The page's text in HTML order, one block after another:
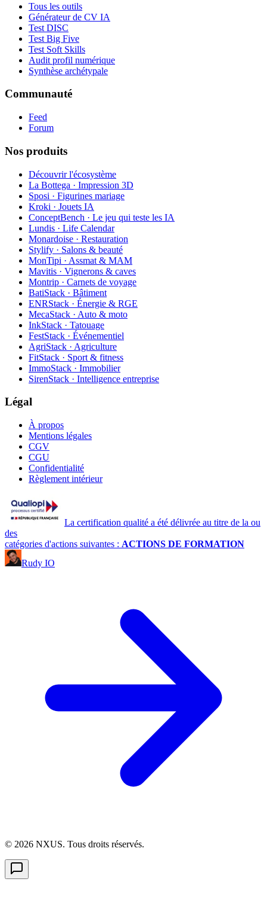
Tous les outils
Générateur de CV IA
Test DISC
Test Big Five
Test Soft Skills
Audit profil numérique
Synthèse archétypale
Communauté
Feed
Forum
Nos produits
Découvrir l'écosystème
La Bottega · Impression 3D
Sposi · Figurines mariage
Kroki · Jouets IA
ConceptBench · Le jeu qui teste les IA
Lundis · Life Calendar
Monardoise · Restauration
Stylify · Salons & beauté
MonTipi · Assmat & MAM
Mavitis · Vignerons & caves
Montrip · Carnets de voyage
BatiStack · Bâtiment
ENRStack · Énergie & RGE
MecaStack · Auto & moto
InkStack · Tatouage
FestStack · Événementiel
AgriStack · Agriculture
FitStack · Sport & fitness
ImmoStack · Immobilier
SirenStack · Intelligence entreprise
Légal
À propos
Mentions légales
CGV
CGU
Confidentialité
Règlement intérieur
La certification qualité a été délivrée au titre de la ou
des
catégories d'actions suivantes : ACTIONS DE FORMATION
Rudy IO
© 2026 NXUS. Tous droits réservés.